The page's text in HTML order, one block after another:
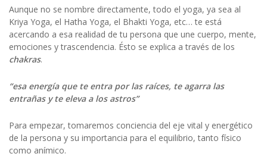
Aunque no se nombre directamente, todo el yoga, ya sea al
Kriya Yoga, el Hatha Yoga, el Bhakti Yoga, etc… te está
acercando a esa realidad de tu persona que une cuerpo, mente,
emociones y trascendencia. Ésto se explica a través de los
chakras.
“esa energía que te entra por las raíces, te agarra las
entrañas y te eleva a los astros”
Para empezar, tomaremos conciencia del eje vital y energético
de la persona y su importancia para el equilibrio, tanto físico
como anímico.